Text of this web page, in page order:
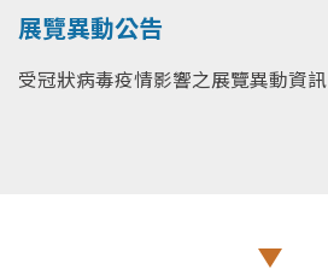
展覽異動公告
受冠狀病毒疫情影響之展覽異動資訊